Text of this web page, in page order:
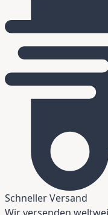
Schneller Versand